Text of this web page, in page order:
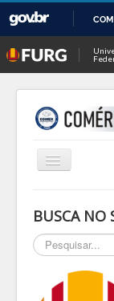
Alternar
Navegação
SOBRE
NOTÍCIAS
PESQ &
BUSCA NO
Pesquisar...